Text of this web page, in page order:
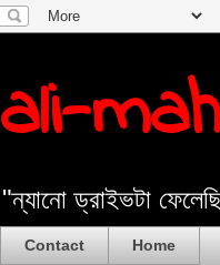
ali-
"ন্যানো ড্রাইভটা
Contact Home